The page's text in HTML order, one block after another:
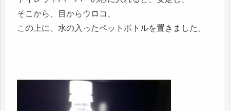
そこから、目からウロコ、
この上に、水の入ったペットボトルを置きました。